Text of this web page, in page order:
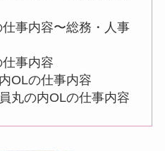
事内容〜総務・人事
事内容
OLの仕事内容
丸の内OLの仕事内容